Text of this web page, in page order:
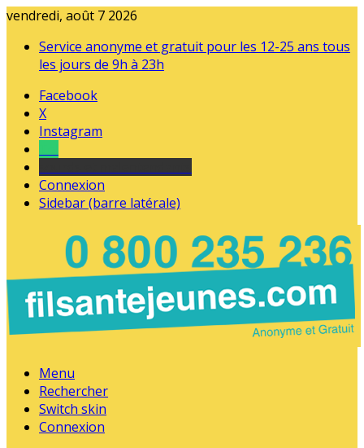
vendredi, août 7 2026
Service anonyme et gratuit pour les 12-25 ans tous
les jours de 9h à 23h
Facebook
X
Instagram
Connexion
Sidebar (barre latérale)
Menu
Rechercher
Switch skin
Connexion